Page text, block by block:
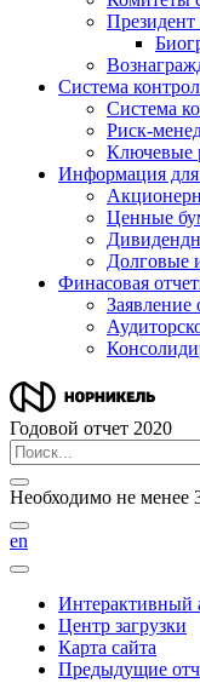
Система
Система
Риск-
Ключевые
Информация для
Ценные
Долговые
Финасовая
Заявление
Годовой отчет 2020
Необходимо не менее
en
Интерактивный
Центр загрузки
Карта сайта
Предыдущие